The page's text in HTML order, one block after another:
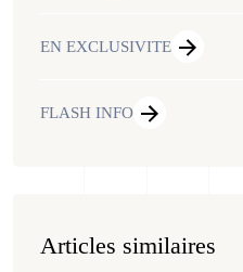
EN EXCLUSIVITE
FLASH INFO
Articles similaires